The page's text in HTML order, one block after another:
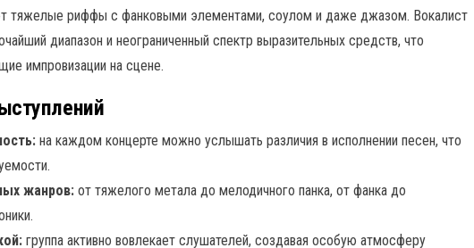
тяжелые риффы с фанковыми элементами, соулом и даже джазом. Вокалист
диапазон и неограниченный спектр выразительных средств, что
импровизации на сцене.
на каждом концерте можно услышать различия в исполнении песен, что
жанров: от тяжелого метала до мелодичного панка, от фанка до
группа активно вовлекает слушателей, создавая особую атмосферу